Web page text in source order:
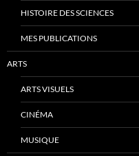
HISTOIRE DES SCIENCES
MES PUBLICATIONS
ARTS
ARTS VISUELS
CINÉMA
MUSIQUE